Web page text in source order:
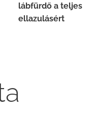
lábfürdő a teljes
ellazulásért